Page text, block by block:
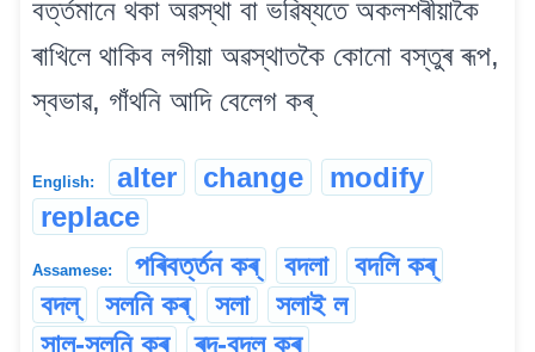
বৰ্ত্তমানে থকা অৱস্থা বা ভৱিষ্যতে অকলশৰীয়াকৈ
ৰাখিলে থাকিব লগীয়া অৱস্থাতকৈ কোনো বস্তুৰ ৰূপ,
স্বভাৱ, গাঁথনি আদি বেলেগ কৰ্
English: alter change
modify
replace
Assamese: পৰিবৰ্ত্তন কৰ্ বদলা
বদলি কৰ্
বদল্
সলনি কৰ্ সলা
সলাই ল
সাল-সলনি কৰ্
ৰদ-বদল কৰ্